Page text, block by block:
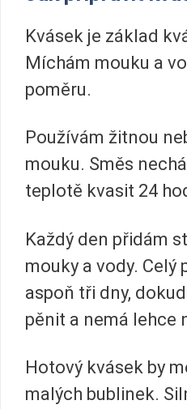
Kvásek je základ
Míchám mouku a
poměru.
Používám žitnou
mouku. Směs
teplotě kvasit 24
Každý den přidám
mouky a vody. Celý
aspoň tři dny,
pěnit a nemá lehce
Hotový kvásek by
malých bublinek.